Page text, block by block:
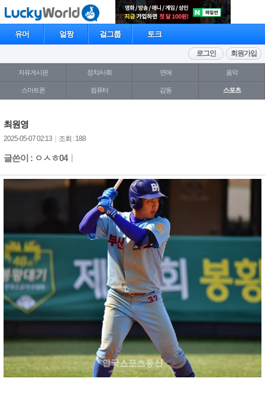
유머 얼짱 걸그룹 토크
회원가입
로그인
자유게시판 정치/사회 연애 음악
스마트폰 컴퓨터 감동 스포츠
최원영
2025-05-07 02:13 조회 : 188
글쓴이 : ㅇㅅㅎ04｜